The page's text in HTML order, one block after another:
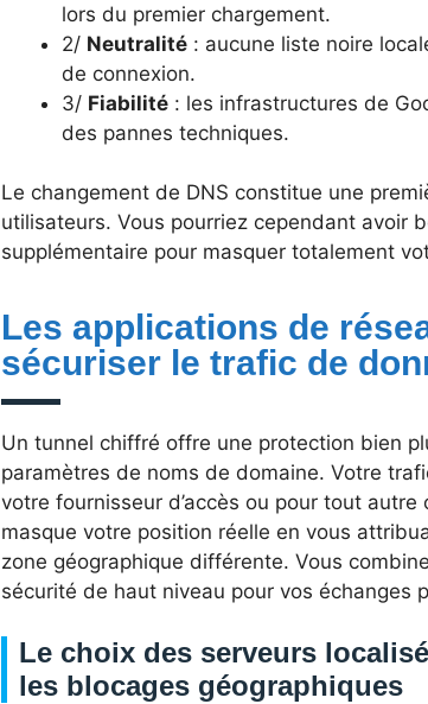
lors du premier chargement.
2/ Neutralité : aucune liste noire
de connexion.
3/ Fiabilité : les infrastructures de
des pannes techniques.
Le changement de DNS constitue une
utilisateurs. Vous pourriez cependant avoir
supplémentaire pour masquer totalement
Les applications de
sécuriser le trafic de
Un tunnel chiffré offre une protection bien
paramètres de noms de domaine. Votre
votre fournisseur d’accès ou pour tout
masque votre position réelle en vous
zone géographique différente. Vous
sécurité de haut niveau pour vos échanges
Le choix des serveurs
les blocages géographiques